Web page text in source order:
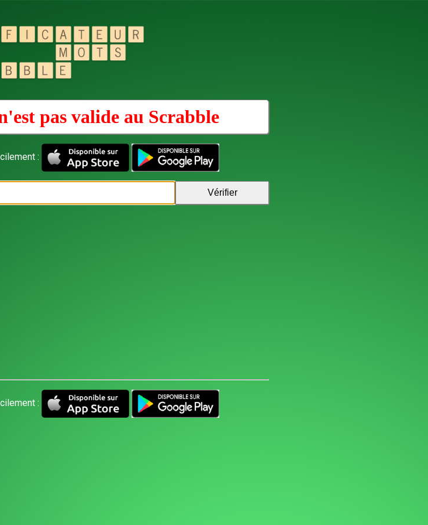
pas valide au Scrabble
:
: